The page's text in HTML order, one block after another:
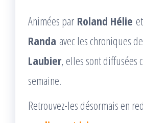
Animées par Roland Hélie et
Randa avec les chroniques de
Laubier, elles sont diffusées
semaine.
Retrouvez-les désormais en